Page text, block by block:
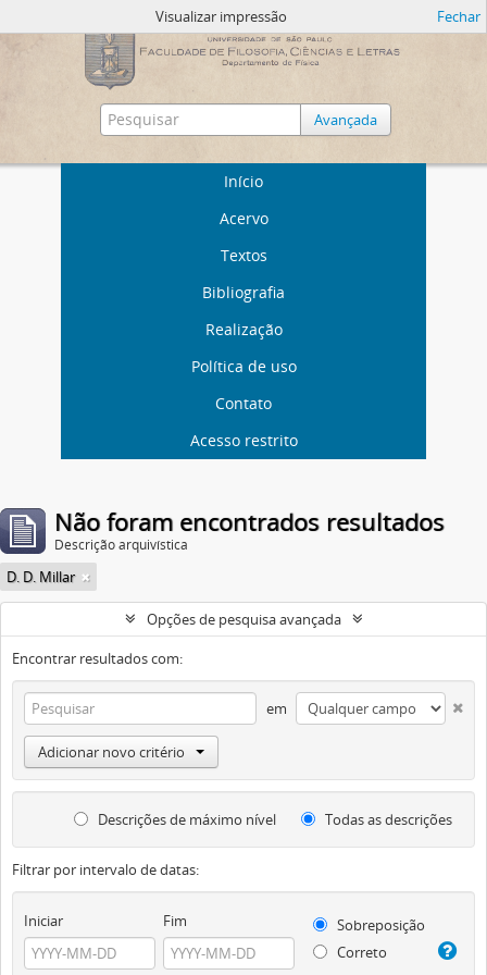
Avançada
Início
Acervo
Textos
Bibliografia
Realização
Política de uso
Contato
Acesso restrito
Visualizar impressão Fechar
Não foram encontrados resultados
Descrição arquivística
D. D. Millar
Opções de pesquisa avançada
Encontrar resultados com:
em
Adicionar novo critério
Descrições de máximo nível Todas as descrições
Filtrar por intervalo de datas:
Iniciar Fim
Sobreposição
Correto